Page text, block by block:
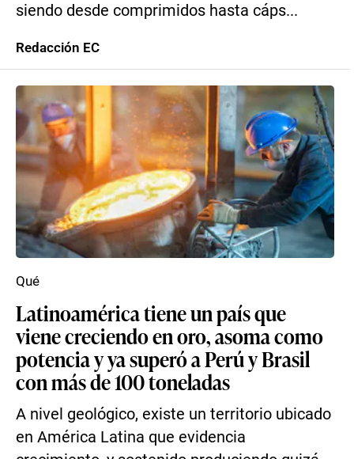
siendo desde comprimidos hasta cáps...
Redacción EC
Latinoamérica tiene un país que
viene creciendo en oro, asoma como
potencia y ya superó a Perú y Brasil
con más de 100 toneladas
A nivel geológico, existe un territorio ubicado
en América Latina que evidencia
Qué